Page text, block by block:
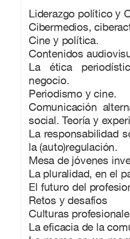
Liderazgo político y
Cibermedios,
Cine y política.
Contenidos
La ética
negocio.
Periodismo y cine.
Comunicación
social. Teoría y
La responsabilidad
la (auto)regulación.
Mesa de jóvenes
La pluralidad, en el
El futuro del
Retos y desafíos
Culturas
La eficacia de la